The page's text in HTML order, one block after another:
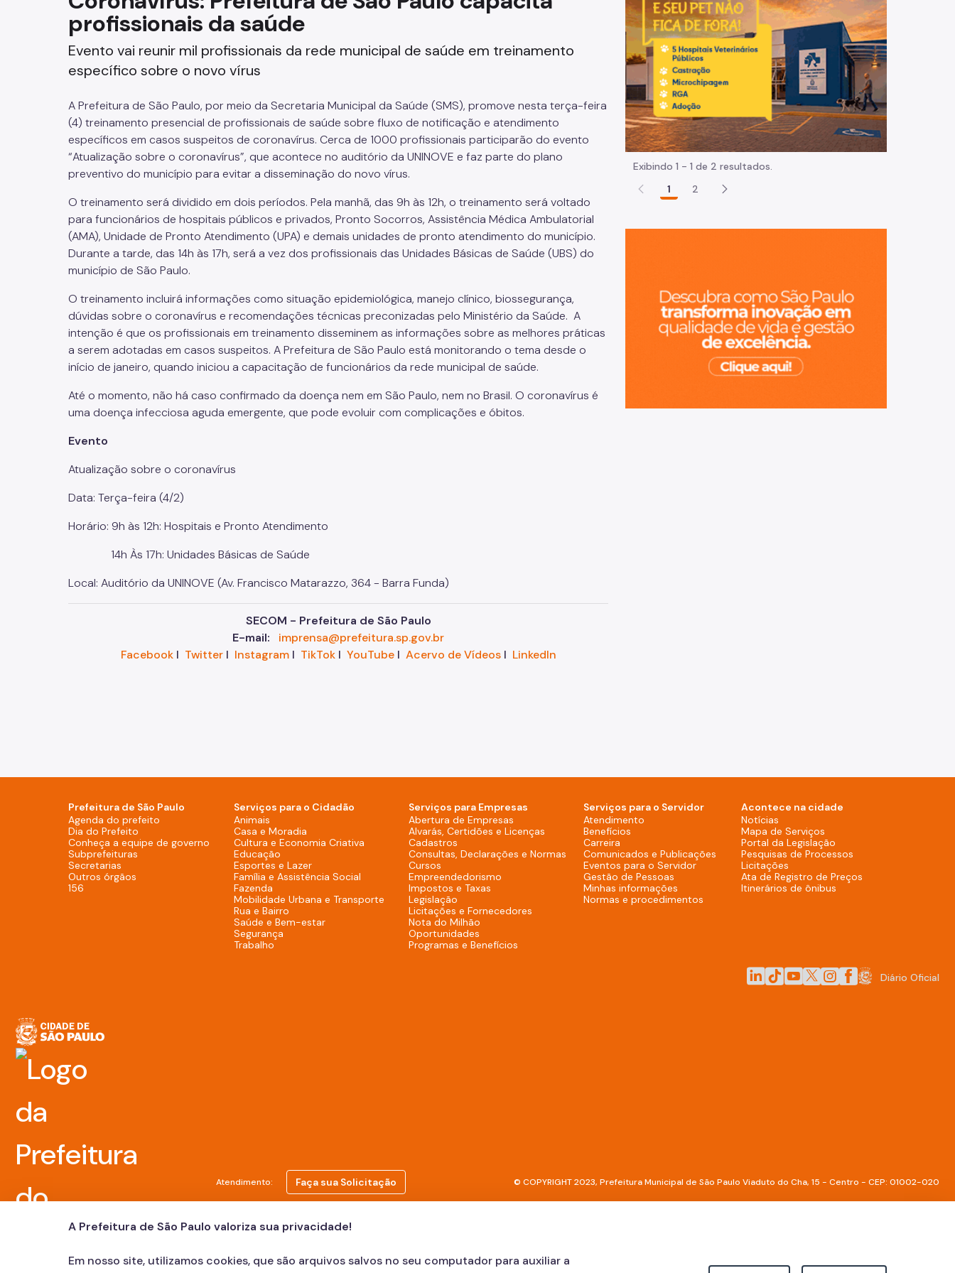
Fazenda
Funerários e Cemiteriais
Rua e Bairro
Saúde e Bem-estar
Trabalho
Legislação
Nota do Milhão
Oportunidades
Normas e procedimentos
profissionais da saúde
Evento vai reunir mil profissionais da rede municipal de saúde em treinamento
específico sobre o novo vírus
A Prefeitura de São Paulo, por meio da Secretaria Municipal da Saúde (SMS), promove nesta terça-feira
(4) treinamento presencial de profissionais de saúde sobre fluxo de notificação e atendimento
específicos em casos suspeitos de coronavírus. Cerca de 1000 profissionais participarão do evento
“Atualização sobre o coronavírus”, que acontece no auditório da UNINOVE e faz parte do plano
preventivo do município para evitar a disseminação do novo vírus.
O treinamento será dividido em dois períodos. Pela manhã, das 9h às 12h, o treinamento será voltado
para funcionários de hospitais públicos e privados, Pronto Socorros, Assistência Médica Ambulatorial
(AMA), Unidade de Pronto Atendimento (UPA) e demais unidades de pronto atendimento do município.
Durante a tarde, das 14h às 17h, será a vez dos profissionais das Unidades Básicas de Saúde (UBS) do
município de São Paulo.
O treinamento incluirá informações como situação epidemiológica, manejo clínico, biossegurança,
dúvidas sobre o coronavírus e recomendações técnicas preconizadas pelo Ministério da Saúde. A
intenção é que os profissionais em treinamento disseminem as informações sobre as melhores práticas
a serem adotadas em casos suspeitos. A Prefeitura de São Paulo está monitorando o tema desde o
início de janeiro, quando iniciou a capacitação de funcionários da rede municipal de saúde.
Até o momento, não há caso confirmado da doença nem em São Paulo, nem no Brasil. O coronavírus é
uma doença infecciosa aguda emergente, que pode evoluir com complicações e óbitos.
Evento
Atualização sobre o coronavírus
Data: Terça-feira (4/2)
Horário: 9h às 12h: Hospitais e Pronto Atendimento
14h Às 17h: Unidades Básicas de Saúde
Local: Auditório da UNINOVE (Av. Francisco Matarazzo, 364 - Barra Funda)
SECOM - Prefeitura de São Paulo
E-mail:
imprensa@prefeitura.sp.gov.br
FacebookI TwitterI InstagramI TikTokI YouTubeI Acervo de VídeosI LinkedIn
Exibindo 1 - 1 de 2 resultados.
1
2
Prefeitura de São Paulo
Agenda do prefeito Agenda do prefeito (Rodapé - Desktop)
Dia do Prefeito Dia do Prefeito (Rodapé - Desktop)
Conheça a equipe de governo Conheça a equipe de governo (Rodapé - Desktop)
Subprefeituras Subprefeituras (Rodapé - Desktop)
Secretarias Secretarias (Rodapé - Desktop)
Outros órgãos Outros órgãos (Rodapé - Desktop)
156
Serviços para o Cidadão
Animais
Casa e Moradia
Cultura e Economia Criativa
Educação
Esportes e Lazer
Família e Assistência Social
Fazenda
Mobilidade Urbana e Transporte
Rua e Bairro
Saúde e Bem-estar
Segurança
Trabalho
Serviços para Empresas
Abertura de Empresas
Alvarás, Certidões e Licenças
Cadastros
Consultas, Declarações e Normas
Cursos
Empreendedorismo
Impostos e Taxas
Legislação
Licitações e Fornecedores
Nota do Milhão
Oportunidades
Programas e Benefícios
Serviços para o Servidor
Atendimento
Benefícios
Carreira
Comunicados e Publicações
Eventos para o Servidor
Gestão de Pessoas
Minhas informações
Normas e procedimentos
Acontece na cidade
NotíciasNotícias (Rodapé - Desktop)
Mapa de ServiçosMapa de Serviços
Portal da LegislaçãoPortal da Legislação
Pesquisas de ProcessosPesquisas de
LicitaçõesLicitações (Rodapé - Desktop)
Ata de Registro de PreçosAta de Registro de
Itinerários de ônibusItinerários de ônibus
LinkedIn da Prefeitura de São Paulo
TikTok da Prefeitura de São Paulo
YouTube da Prefeitura de São Paulo
X da Prefeitura de São Paulo
Instagram da Prefeitura de
Facebook da Prefeitura
Diário Oficial
Atendimento: Faça sua Solicitação © COPYRIGHT 2023, Prefeitura Municipal de São Paulo Viaduto do Cha, 15 - Centro - CEP: 01002-020
A Prefeitura de São Paulo valoriza sua privacidade!
Em nosso site, utilizamos cookies, que são arquivos salvos no seu computador para auxiliar a